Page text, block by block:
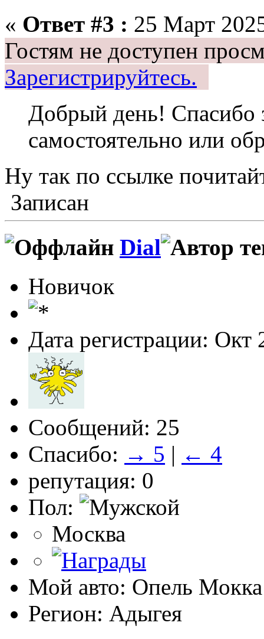
« Ответ #3 : 25 Март
Гостям не доступен
Зарегистрируйтесь.
Добрый день! Спасибо
самостоятельно или
Ну так по ссылке
Записан
Dial
Новичок
Дата регистрации: Окт
Сообщений: 25
Спасибо: → 5 | ← 4
репутация: 0
Пол:
Москва
Мой авто: Опель Мокка
Регион: Адыгея